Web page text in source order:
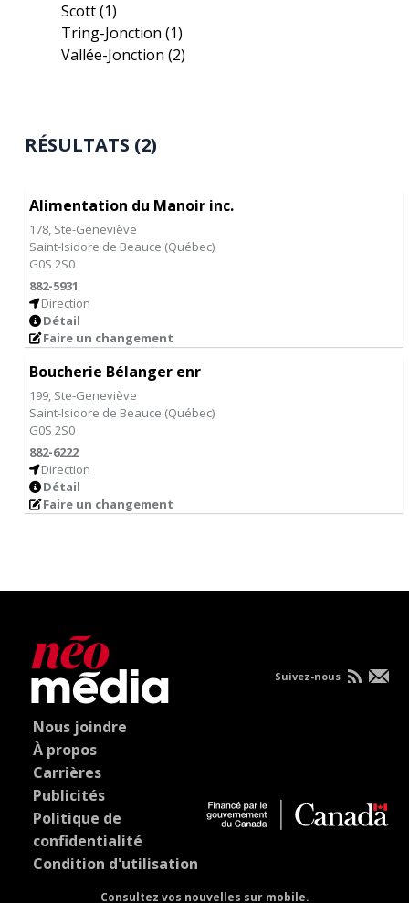
Scott(1)
Tring-Jonction(1)
Vallée-Jonction(2)
RÉSULTATS (2)
Alimentation du Manoir inc.
178, Ste-Geneviève
Saint-Isidore de Beauce (Québec)
G0S 2S0
882-5931
Direction
Détail
Faire un changement
Boucherie Bélanger enr
199, Ste-Geneviève
Saint-Isidore de Beauce (Québec)
G0S 2S0
882-6222
Direction
Détail
Faire un changement
Nous joindre
À propos
Carrières
Publicités
Politique de
confidentialité
Condition d'utilisation
Consultez vos nouvelles sur mobile.
Suivez-nous